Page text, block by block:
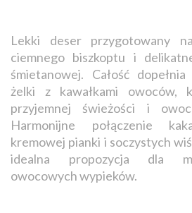
Lekki deser przygotowany
ciemnego biszkoptu i
śmietanowej. Całość
żelki z kawałkami owoców,
przyjemnej świeżości i
Harmonijne połączenie
kremowej pianki i soczystych
idealna propozycja dla
owocowych wypieków.